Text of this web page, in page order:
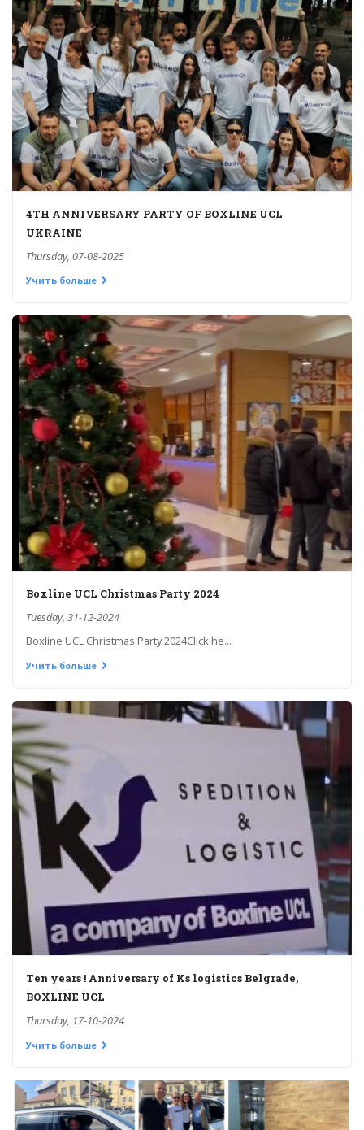
4TH ANNIVERSARY PARTY OF BOXLINE UCL
UKRAINE
Thursday, 07-08-2025
Учить больше
Boxline UCL Christmas Party 2024
Tuesday, 31-12-2024
Boxline UCL Christmas Party 2024Click he...
Учить больше
Ten years ! Anniversary of Ks logistics Belgrade,
BOXLINE UCL
Thursday, 17-10-2024
Учить больше